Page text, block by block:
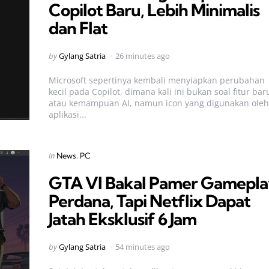
Copilot Baru, Lebih Minimalis
dan Flat
Posted
byGylang Satria 26 minutes ago
Microsoft sepertinya kembali menyiapkan perubahan
kecil pada Copilot, dimana kali ini bukan soal fitur
atau kemampuan AI, namun icon yang digunakan oleh
aplikasi...
Categories
Posted
in News PC
GTA VI Bakal Pamer
Perdana, Tapi Netflix Dapat
Jatah Eksklusif 6 Jam
Posted
byGylang Satria 54 minutes ago